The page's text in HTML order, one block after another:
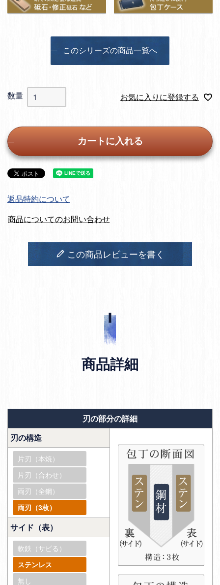
このシリーズの商品一覧へ
お気に入りに登録する
カートに入れる
返品特約について
商品についてのお問い合わせ
この商品レビューを書く
商品詳細
刃の部分の詳細
刃の構造
片刃（本焼）
片刃（合わせ）
両刃（全鋼）
両刃（3枚）
サイド（表）
軟鉄（サビる）
ステンレス
無し